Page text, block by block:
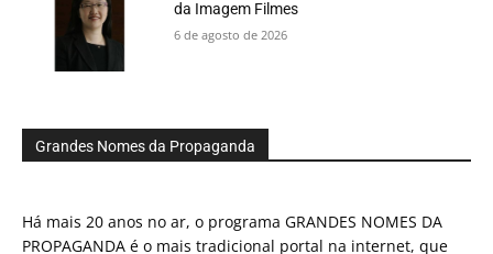
da Imagem Filmes
6 de agosto de 2026
Grandes Nomes da Propaganda
Há mais 20 anos no ar, o programa GRANDES NOMES DA
PROPAGANDA é o mais tradicional portal na internet, que